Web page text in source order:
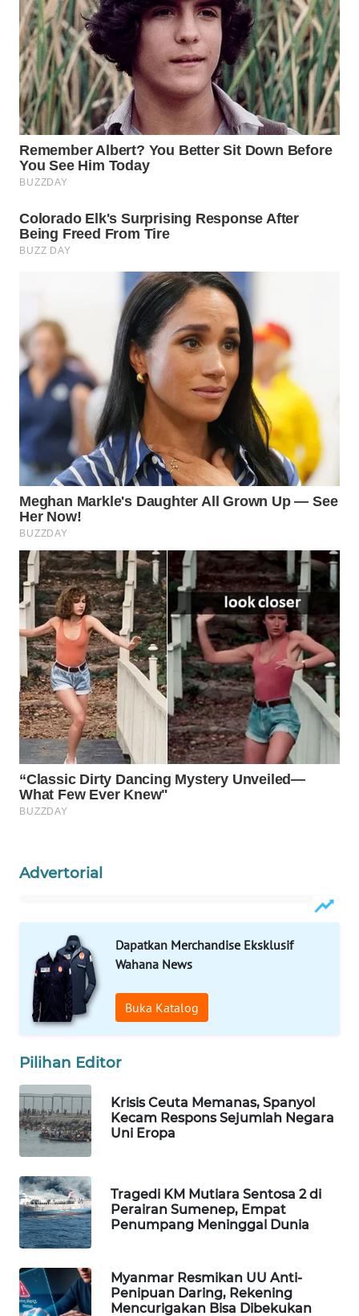
Advertorial
Dapatkan Merchandise Eksklusif
Wahana News
Buka Katalog
Pilihan Editor
Krisis Ceuta Memanas, Spanyol
Kecam Respons Sejumlah Negara
Uni Eropa
Tragedi KM Mutiara Sentosa 2 di
Perairan Sumenep, Empat
Penumpang Meninggal Dunia
Myanmar Resmikan UU Anti-
Penipuan Daring, Rekening
Mencurigakan Bisa Dibekukan
WN
PRIANGAN
TIMUR
WN
SEMARANG
WN
SOLO
BOROBUDUR
WN
SURABAYA
WN
NATUNA
BINTAN
WN
MANDALIKA
WN
LIKUPANG
WN
LABUANBAJO
WN
BORNEO
Wahana
Media
Group
WAHANA
WAHANA
TANI
WAHANA
ADVOKAT
WAHANA
INFRASTRUKTUR
KONSUMEN
WAHANA
LISTRIK
TRAVEL
WAHANA
TV
WAHANANEWS
ID